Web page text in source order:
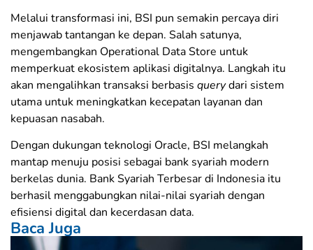
Melalui transformasi ini, BSI pun semakin percaya diri
menjawab tantangan ke depan. Salah satunya,
mengembangkan Operational Data Store untuk
memperkuat ekosistem aplikasi digitalnya. Langkah itu
akan mengalihkan transaksi berbasis querydari sistem
utama untuk meningkatkan kecepatan layanan dan
kepuasan nasabah.
Dengan dukungan teknologi Oracle, BSI melangkah
mantap menuju posisi sebagai bank syariah modern
berkelas dunia. Bank Syariah Terbesar di Indonesia itu
berhasil menggabungkan nilai-nilai syariah dengan
efisiensi digital dan kecerdasan data.
Baca Juga